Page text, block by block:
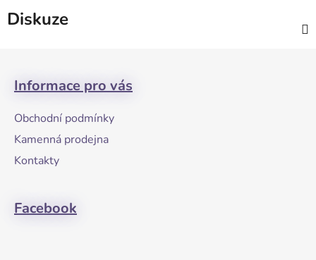
Diskuze
Informace pro vás
Obchodní podmínky
Kamenná prodejna
Kontakty
Facebook